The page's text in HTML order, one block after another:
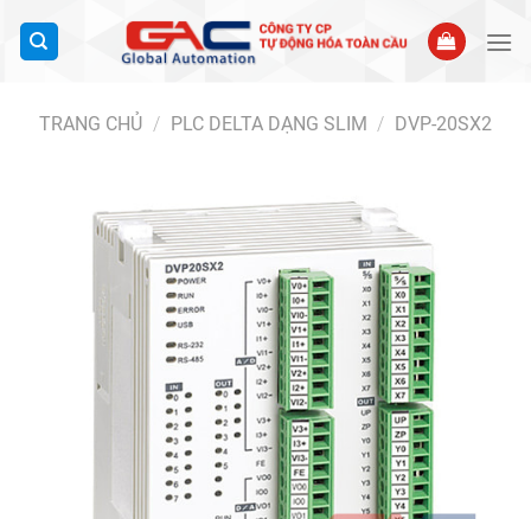
qua
TRANG CHỦ / PLC DELTA DẠNG SLIM / DVP-20SX2